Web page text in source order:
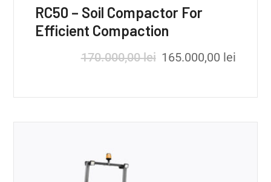
RC50 – Soil Compactor For
Efficient Compaction
170.000,00lei 165.000,00 lei